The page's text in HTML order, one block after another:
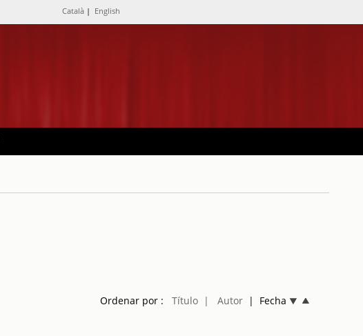
Català | English
Ordenar por : Título | Autor| Fecha